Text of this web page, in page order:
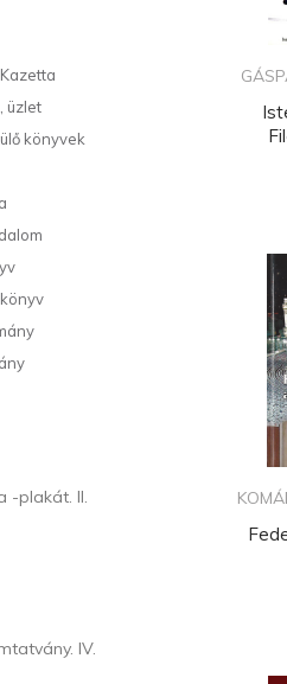
üzlet
könyvek
-plakát. II.
IV.